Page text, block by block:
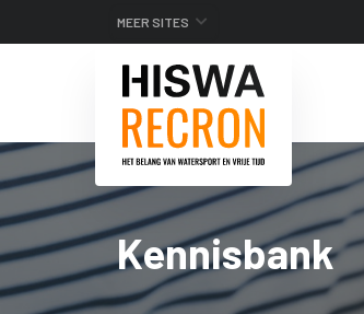
MEER SITES
Kennisbank